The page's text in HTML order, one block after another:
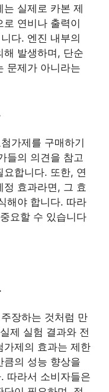
실제로 카본 제
연비나 출력이
다. 엔진 내부의
해 발생하며, 단순
문제가 아니라는
가제를 구매하기
들의 의견을 참고
합니다. 또한, 연
정 효과라면, 그 효
해야 합니다. 따라
요할 수 있습니다
장하는 것처럼 만
제 실험 결과와 전
가제의 효과는 제한
큼의 성능 향상을
따라서 소비자들은